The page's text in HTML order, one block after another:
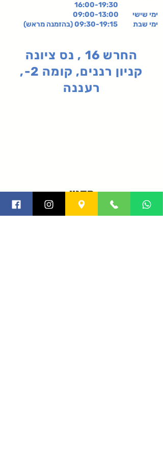
ימי שישי 09:00-13:00
ימי שבת 09:30-19:15 (בהזמנה מראש)
החרש 16 , נס ציונה
קניון רננים, קומה 2-,
רעננה
תקנון